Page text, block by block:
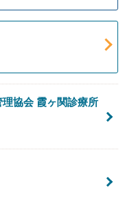
協会 霞ヶ関診療所